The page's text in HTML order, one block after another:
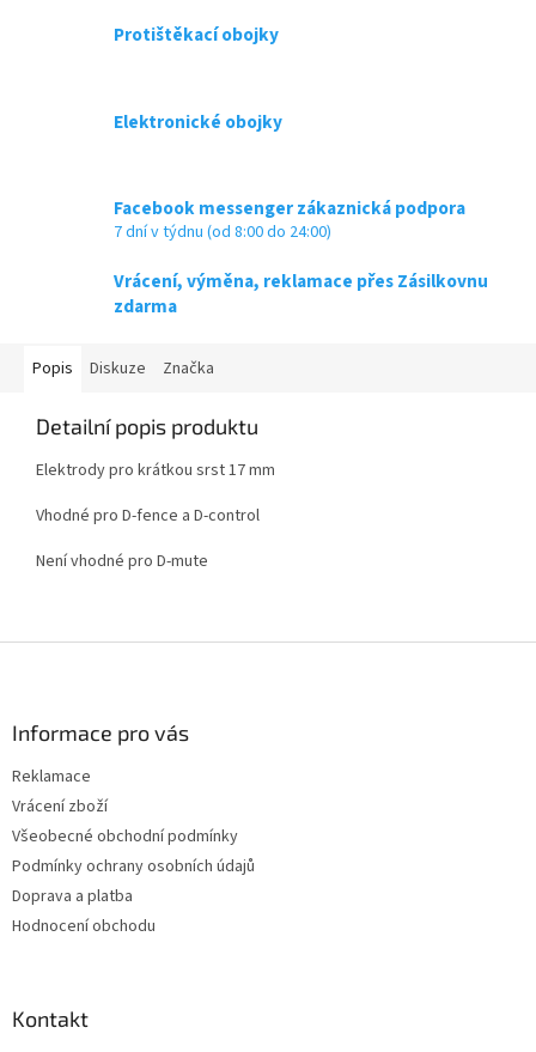
Protištěkací obojky
Elektronické obojky
Facebook messenger zákaznická podpora
7 dní v týdnu (od 8:00 do 24:00)
Vrácení, výměna, reklamace přes Zásilkovnu
zdarma
Popis Diskuze Značka
Detailní popis produktu
Elektrody pro krátkou srst 17 mm
Vhodné pro D-fence a D-control
Není vhodné pro D-mute
Informace pro vás
Reklamace
Vrácení zboží
Všeobecné obchodní podmínky
Podmínky ochrany osobních údajů
Doprava a platba
Hodnocení obchodu
Kontakt